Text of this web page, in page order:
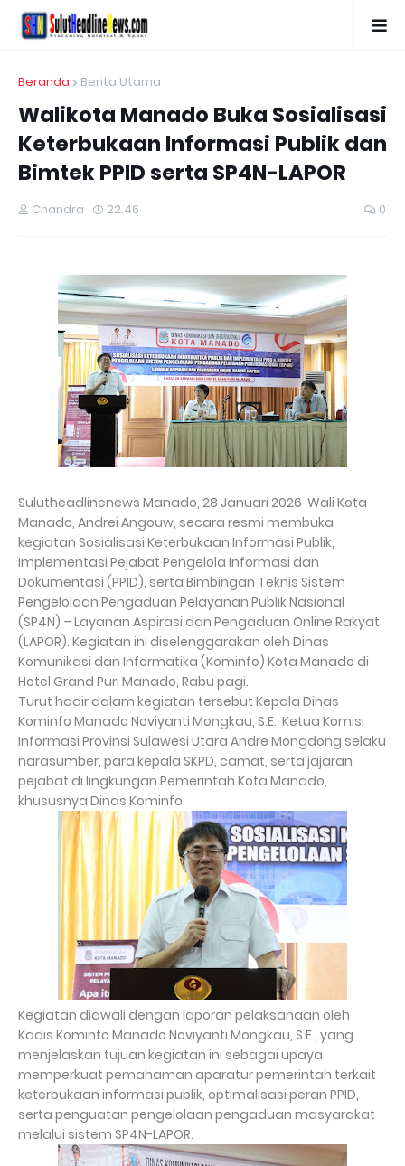
Beranda Berita Utama
Walikota Manado Buka Sosialisasi
Keterbukaan Informasi Publik dan
Bimtek PPID serta SP4N-LAPOR
Chandra 22.46 0
Sulutheadlinenews Manado, 28 Januari 2026 Wali Kota
Manado, Andrei Angouw, secara resmi membuka
kegiatan Sosialisasi Keterbukaan Informasi Publik,
Implementasi Pejabat Pengelola Informasi dan
Dokumentasi (PPID), serta Bimbingan Teknis Sistem
Pengelolaan Pengaduan Pelayanan Publik Nasional
(SP4N) – Layanan Aspirasi dan Pengaduan Online Rakyat
(LAPOR). Kegiatan ini diselenggarakan oleh Dinas
Komunikasi dan Informatika (Kominfo) Kota Manado di
Hotel Grand Puri Manado, Rabu pagi.
Turut hadir dalam kegiatan tersebut Kepala Dinas
Kominfo Manado Noviyanti Mongkau, S.E., Ketua Komisi
Informasi Provinsi Sulawesi Utara Andre Mongdong selaku
narasumber, para kepala SKPD, camat, serta jajaran
pejabat di lingkungan Pemerintah Kota Manado,
khususnya Dinas Kominfo.
Kegiatan diawali dengan laporan pelaksanaan oleh
Kadis Kominfo Manado Noviyanti Mongkau, S.E., yang
menjelaskan tujuan kegiatan ini sebagai upaya
memperkuat pemahaman aparatur pemerintah terkait
keterbukaan informasi publik, optimalisasi peran PPID,
serta penguatan pengelolaan pengaduan masyarakat
melalui sistem SP4N-LAPOR.